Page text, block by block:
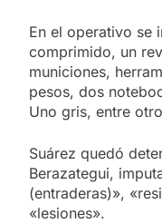
En el operativo se
comprimido, un
municiones,
pesos, dos
Uno gris, entre
Suárez quedó
Berazategui,
(entraderas)»,
«lesiones».